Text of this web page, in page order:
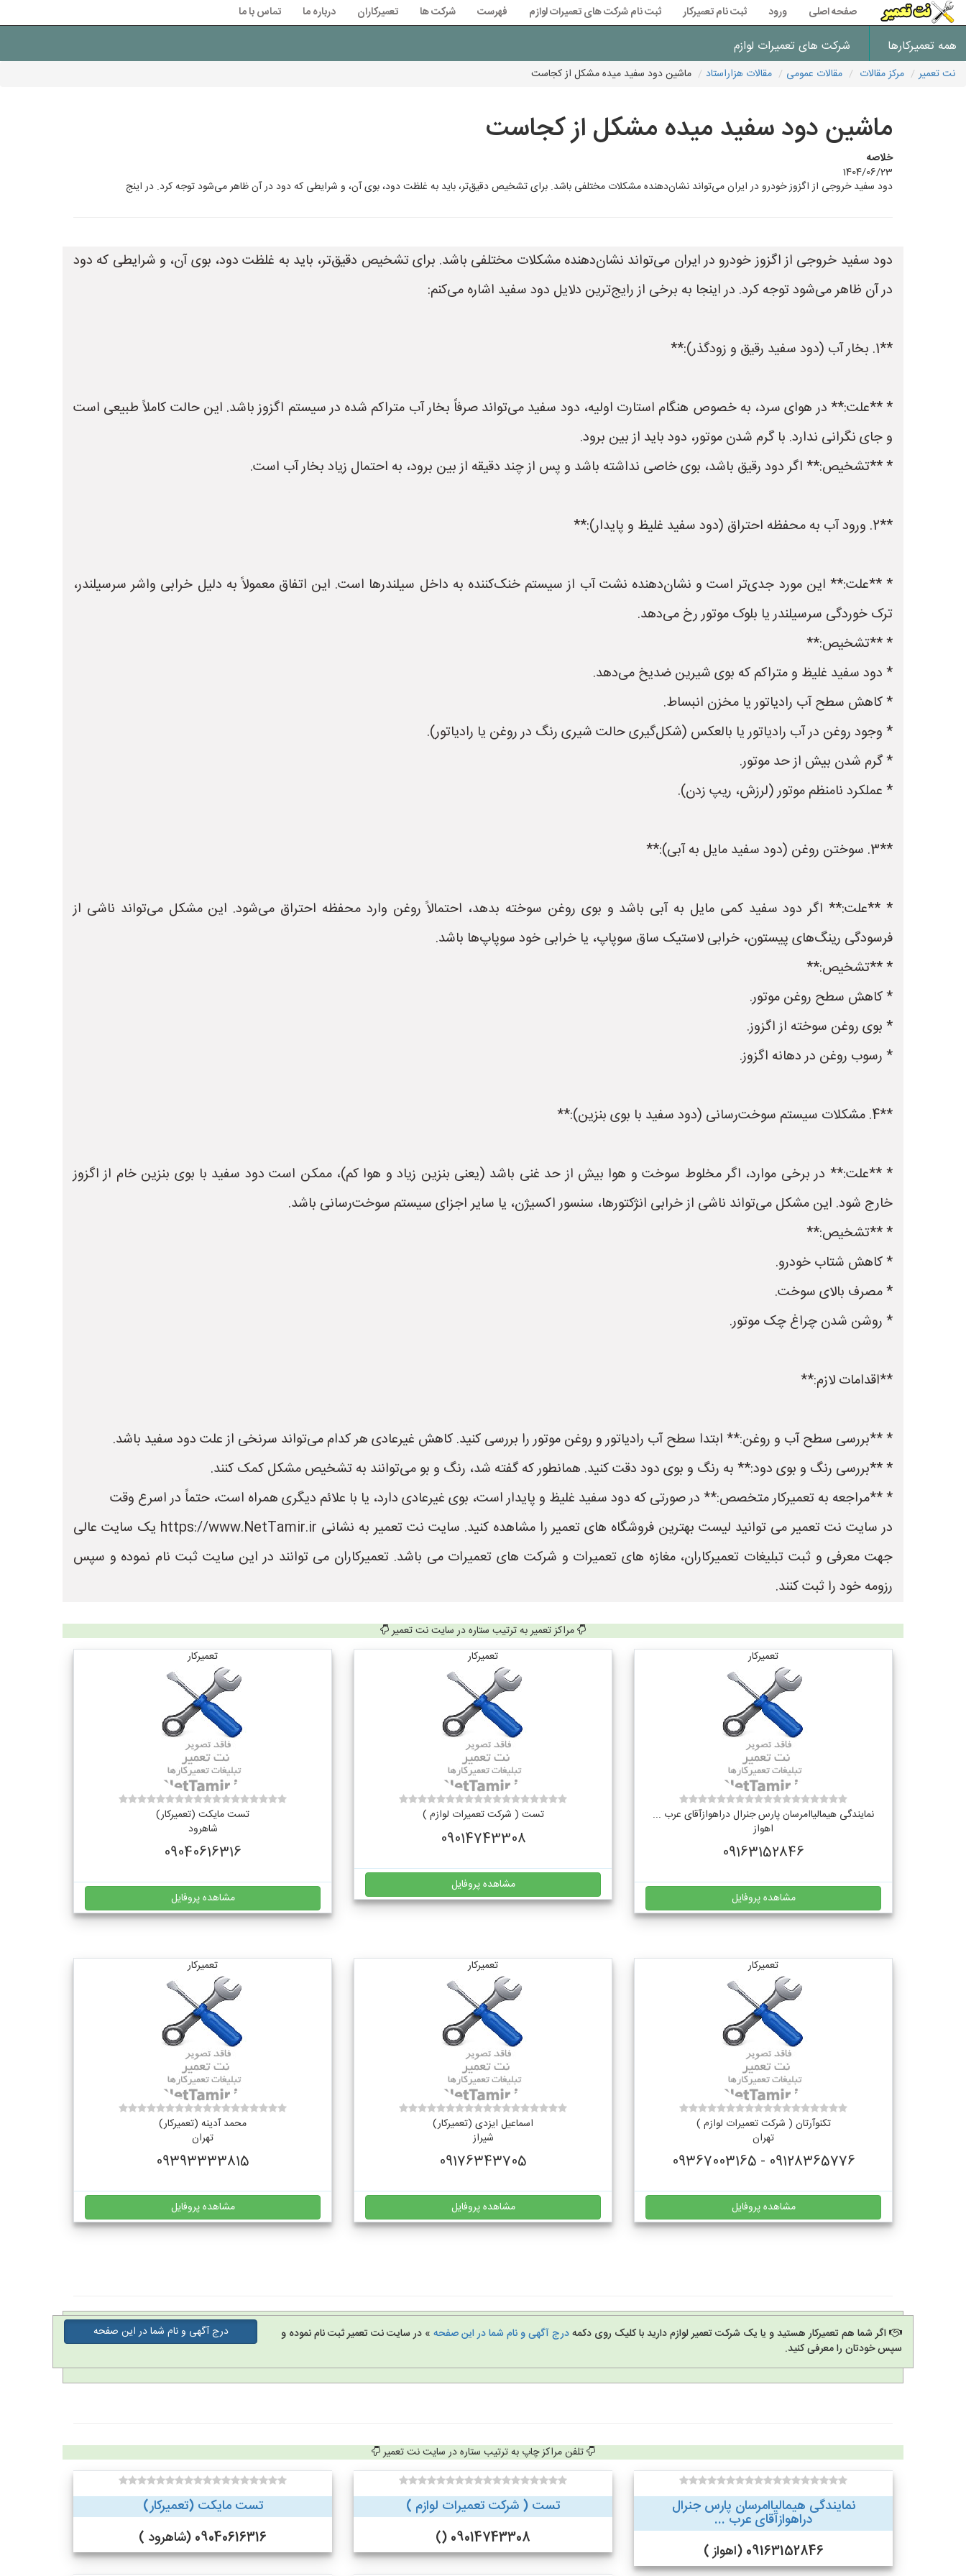
صفحه اصلی ورود ثبت نام تعمیرکار ثبت نام شرکت های تعمیرات لوازم فهرست شرکت ها تعمیرکاران درباره ما تماس با ما
همه تعمیرکارها شرکت های تعمیرات لوازم
نت تعمیر مرکز مقالات مقالات عمومی مقالات هزاراستاد ماشین دود سفید میده مشکل از کجاست
ماشین دود سفید میده مشکل از کجاست
خلاصه
1404/06/23
دود سفید خروجی از اگزوز خودرو در ایران می‌تواند نشان‌دهنده مشکلات مختلفی باشد. برای تشخیص دقیق‌تر، باید به غلظت دود، بوی آن، و شرایطی که دود در آن ظاهر می‌شود توجه کرد. در اینج
دود سفید خروجی از اگزوز خودرو در ایران می‌تواند نشان‌دهنده مشکلات مختلفی باشد. برای تشخیص دقیق‌تر، باید به غلظت دود، بوی آن، و شرایطی که دود
در آن ظاهر می‌شود توجه کرد. در اینجا به برخی از رایج‌ترین دلایل دود سفید اشاره می‌کنم:
**1. بخار آب (دود سفید رقیق و زودگذر):**
* **علت:** در هوای سرد، به خصوص هنگام استارت اولیه، دود سفید می‌تواند صرفاً بخار آب متراکم شده در سیستم اگزوز باشد. این حالت کاملاً طبیعی است
و جای نگرانی ندارد. با گرم شدن موتور، دود باید از بین برود.
* **تشخیص:** اگر دود رقیق باشد، بوی خاصی نداشته باشد و پس از چند دقیقه از بین برود، به احتمال زیاد بخار آب است.
**2. ورود آب به محفظه احتراق (دود سفید غلیظ و پایدار):**
* **علت:** این مورد جدی‌تر است و نشان‌دهنده نشت آب از سیستم خنک‌کننده به داخل سیلندرها است. این اتفاق معمولاً به دلیل خرابی واشر سرسیلندر،
ترک خوردگی سرسیلندر یا بلوک موتور رخ می‌دهد.
* **تشخیص:**
* دود سفید غلیظ و متراکم که بوی شیرین ضدیخ می‌دهد.
* کاهش سطح آب رادیاتور یا مخزن انبساط.
* وجود روغن در آب رادیاتور یا بالعکس (شکل‌گیری حالت شیری رنگ در روغن یا رادیاتور).
* گرم شدن بیش از حد موتور.
* عملکرد نامنظم موتور (لرزش، ریپ زدن).
**3. سوختن روغن (دود سفید مایل به آبی):**
* **علت:** اگر دود سفید کمی مایل به آبی باشد و بوی روغن سوخته بدهد، احتمالاً روغن وارد محفظه احتراق می‌شود. این مشکل می‌تواند ناشی از
فرسودگی رینگ‌های پیستون، خرابی لاستیک ساق سوپاپ، یا خرابی خود سوپاپ‌ها باشد.
* **تشخیص:**
* کاهش سطح روغن موتور.
* بوی روغن سوخته از اگزوز.
* رسوب روغن در دهانه اگزوز.
**4. مشکلات سیستم سوخت‌رسانی (دود سفید با بوی بنزین):**
* **علت:** در برخی موارد، اگر مخلوط سوخت و هوا بیش از حد غنی باشد (یعنی بنزین زیاد و هوا کم)، ممکن است دود سفید با بوی بنزین خام از اگزوز
خارج شود. این مشکل می‌تواند ناشی از خرابی انژکتورها، سنسور اکسیژن، یا سایر اجزای سیستم سوخت‌رسانی باشد.
* **تشخیص:**
* کاهش شتاب خودرو.
* مصرف بالای سوخت.
* روشن شدن چراغ چک موتور.
**اقدامات لازم:**
* **بررسی سطح آب و روغن:** ابتدا سطح آب رادیاتور و روغن موتور را بررسی کنید. کاهش غیرعادی هر کدام می‌تواند سرنخی از علت دود سفید باشد.
* **بررسی رنگ و بوی دود:** به رنگ و بوی دود دقت کنید. همانطور که گفته شد، رنگ و بو می‌توانند به تشخیص مشکل کمک کنند.
* **مراجعه به تعمیرکار متخصص:** در صورتی که دود سفید غلیظ و پایدار است، بوی غیرعادی دارد، یا با علائم دیگری همراه است، حتماً در اسرع وقت
در سایت نت تعمیر می توانید لیست بهترین فروشگاه های تعمیر را مشاهده کنید. سایت نت تعمیر به نشانی https://www.NetTamir.ir یک سایت عالی
جهت معرفی و ثبت تبلیغات تعمیرکاران، مغازه های تعمیرات و شرکت های تعمیرات می باشد. تعمیرکاران می توانند در این سایت ثبت نام نموده و سپس
رزومه خود را ثبت کنند.
مراکز تعمیر به ترتیب ستاره در سایت نت تعمیر
تعمیرکار
نمایندگی هیمالیاامرسان پارس جنرال دراهوازآقای عرب ...
اهواز
09163152846
مشاهده پروفایل
تعمیرکار
تست ( شرکت تعمیرات لوازم )
09014743308
مشاهده پروفایل
تعمیرکار
تست مایکت (تعمیرکار)
شاهرود
09040616316
مشاهده پروفایل
تعمیرکار
تکنوآرتان ( شرکت تعمیرات لوازم )
تهران
09128365776 - 09367003165
مشاهده پروفایل
تعمیرکار
اسماعیل ایزدی (تعمیرکار)
شیراز
09176343705
مشاهده پروفایل
تعمیرکار
محمد آدینه (تعمیرکار)
تهران
09393333815
مشاهده پروفایل
اگر شما هم تعمیرکار هستید و یا یک شرکت تعمیر لوازم دارید با کلیک روی دکمهدرج آگهی و نام شما در این صفحه » در سایت نت تعمیر ثبت نام نموده و
سپس خودتان را معرفی کنید.
درج آگهی و نام شما در این صفحه
تلفن مراکز چاپ به ترتیب ستاره در سایت نت تعمیر
نمایندگی هیمالیاامرسان پارس جنرال
دراهوازآقای عرب ...
09163152846 (اهواز )
تست ( شرکت تعمیرات لوازم )
09014743308 ()
تست مایکت (تعمیرکار)
09040616316 (شاهرود )